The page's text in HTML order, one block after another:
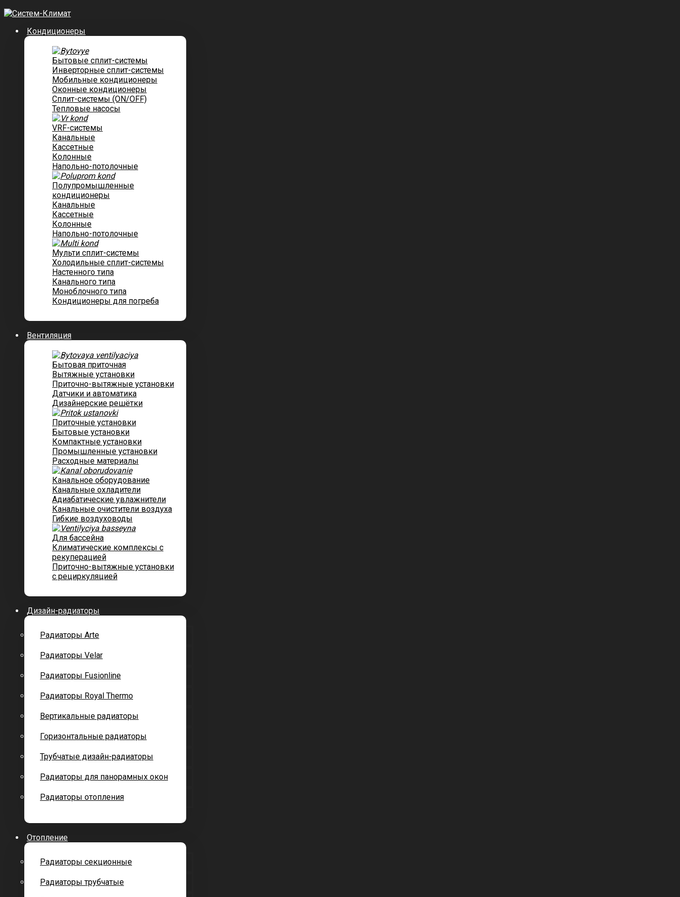
Кондиционеры
Бытовые сплит-системы
Инверторные сплит-системы
Мобильные кондиционеры
Оконные кондиционеры
Сплит-системы (ON/OFF)
Тепловые насосы
VRF-системы
Канальные
Касcетные
Колонные
Напольно-потолочные
Полупромышленные
кондиционеры
Канальные
Кассетные
Колонные
Напольно-потолочные
Мульти сплит-системы
Холодильные сплит-системы
Настенного типа
Канального типа
Моноблочного типа
Кондиционеры для погреба
Вентиляция
Бытовая приточная
Вытяжные установки
Приточно-вытяжные установки
Датчики и автоматика
Дизайнерские решётки
Приточные установки
Бытовые установки
Компактные установки
Промышленные установки
Расходные материалы
Канальное оборудование
Канальные охладители
Адиабатические увлажнители
Канальные очистители воздуха
Гибкие воздуховоды
Для бассейна
Климатические комплексы с
рекуперацией
Приточно-вытяжные установки
с рециркуляцией
Дизайн-радиаторы
Радиаторы Arte
Радиаторы Velar
Радиаторы Fusionline
Радиаторы Royal Thermo
Вертикальные радиаторы
Горизонтальные радиаторы
Трубчатые дизайн-радиаторы
Радиаторы для панорамных окон
Радиаторы отопления
Отопление
Радиаторы секционные
Радиаторы трубчатые